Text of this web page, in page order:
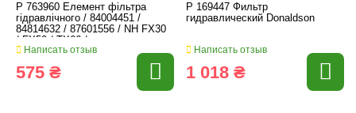
P 763960 Елемент фільтра
гідравлічного / 84004451 /
84814632 / 87601556 / NH FX30
/ FX50 / TX66 /
Написать отзыв
575 ₴
P 169447 Фильтр
гидравлический Donaldson
Написать отзыв
1 018 ₴